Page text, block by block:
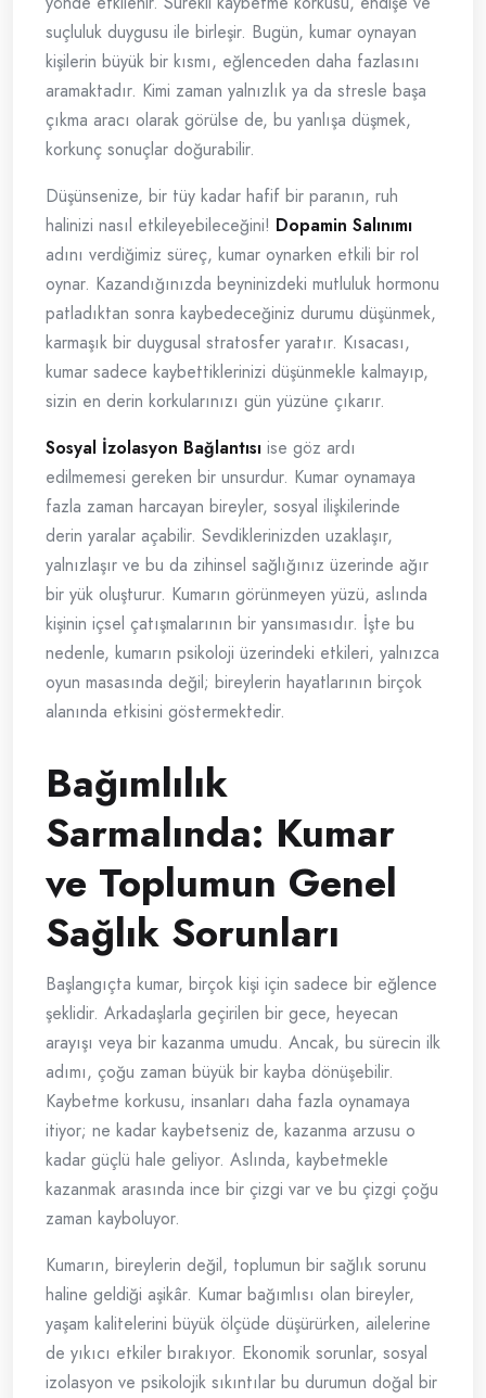
suçluluk duygusu ile birleşir. Bugün, kumar oynayan
kişilerin büyük bir kısmı, eğlenceden daha fazlasını
aramaktadır. Kimi zaman yalnızlık ya da stresle başa
çıkma aracı olarak görülse de, bu yanlışa düşmek,
korkunç sonuçlar doğurabilir.
Düşünsenize, bir tüy kadar hafif bir paranın, ruh
halinizi nasıl etkileyebileceğini! Dopamin Salınımı
adını verdiğimiz süreç, kumar oynarken etkili bir rol
oynar. Kazandığınızda beyninizdeki mutluluk hormonu
patladıktan sonra kaybedeceğiniz durumu düşünmek,
karmaşık bir duygusal stratosfer yaratır. Kısacası,
kumar sadece kaybettiklerinizi düşünmekle kalmayıp,
sizin en derin korkularınızı gün yüzüne çıkarır.
Sosyal İzolasyon Bağlantısı ise göz ardı
edilmemesi gereken bir unsurdur. Kumar oynamaya
fazla zaman harcayan bireyler, sosyal ilişkilerinde
derin yaralar açabilir. Sevdiklerinizden uzaklaşır,
yalnızlaşır ve bu da zihinsel sağlığınız üzerinde ağır
bir yük oluşturur. Kumarın görünmeyen yüzü, aslında
kişinin içsel çatışmalarının bir yansımasıdır. İşte bu
nedenle, kumarın psikoloji üzerindeki etkileri, yalnızca
oyun masasında değil; bireylerin hayatlarının birçok
alanında etkisini göstermektedir.
Bağımlılık
Sarmalında: Kumar
ve Toplumun Genel
Sağlık Sorunları
Başlangıçta kumar, birçok kişi için sadece bir eğlence
şeklidir. Arkadaşlarla geçirilen bir gece, heyecan
arayışı veya bir kazanma umudu. Ancak, bu sürecin ilk
adımı, çoğu zaman büyük bir kayba dönüşebilir.
Kaybetme korkusu, insanları daha fazla oynamaya
itiyor; ne kadar kaybetseniz de, kazanma arzusu o
kadar güçlü hale geliyor. Aslında, kaybetmekle
kazanmak arasında ince bir çizgi var ve bu çizgi çoğu
zaman kayboluyor.
Kumarın, bireylerin değil, toplumun bir sağlık sorunu
haline geldiği aşikâr. Kumar bağımlısı olan bireyler,
yaşam kalitelerini büyük ölçüde düşürürken, ailelerine
de yıkıcı etkiler bırakıyor. Ekonomik sorunlar, sosyal
izolasyon ve psikolojik sıkıntılar bu durumun doğal bir